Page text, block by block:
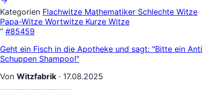
Kategorien Flachwitze Mathematiker Schlechte Witze
Papa-Witze Wortwitze Kurze Witze
“ #85459
Geht ein Fisch in die Apotheke und sagt: "Bitte ein Anti
Schuppen Shampoo!"
Von Witzfabrik · 17.08.2025